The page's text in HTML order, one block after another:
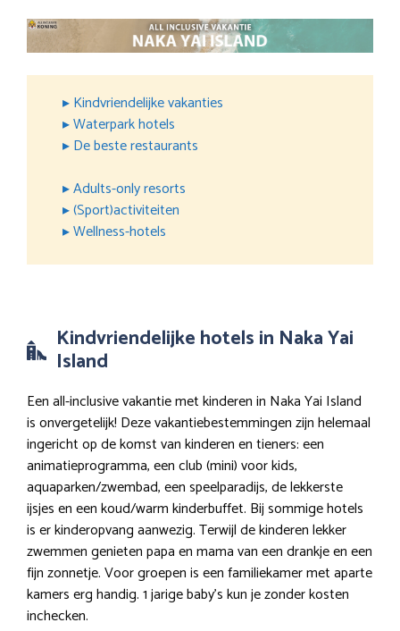
▸ Kindvriendelijke vakanties
▸ Waterpark hotels
▸ De beste restaurants
▸ Adults-only resorts
▸ (Sport)activiteiten
▸ Wellness-hotels
Kindvriendelijke hotels in Naka Yai
Island
Een all-inclusive vakantie met kinderen in Naka Yai Island
is onvergetelijk! Deze vakantiebestemmingen zijn helemaal
ingericht op de komst van kinderen en tieners: een
animatieprogramma, een club (mini) voor kids,
aquaparken/zwembad, een speelparadijs, de lekkerste
ijsjes en een koud/warm kinderbuffet. Bij sommige hotels
is er kinderopvang aanwezig. Terwijl de kinderen lekker
zwemmen genieten papa en mama van een drankje en een
fijn zonnetje. Voor groepen is een familiekamer met aparte
kamers erg handig. 1 jarige baby’s kun je zonder kosten
inchecken.